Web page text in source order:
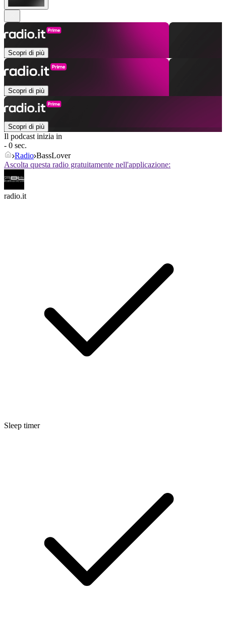
Scopri di più
Scopri di più
Scopri di più
Il podcast inizia in
- 0 sec.
Radio BassLover
Ascolta questa radio gratuitamente nell'applicazione:
radio.it
Sleep timer